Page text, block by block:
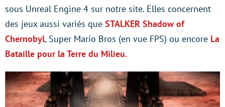
sous Unreal Engine 4 sur notre site. Elles concernent
des jeux aussi variés que STALKER Shadow of
Chernobyl, Super Mario Bros (en vue FPS) ou encore La
Bataille pour la Terre du Milieu.